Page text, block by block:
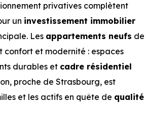
privatives complètent
un investissement immobilier
Les appartements neufs de
confort et modernité : espaces
durables et cadre résidentiel
proche de Strasbourg, est
et les actifs en quête de qualité